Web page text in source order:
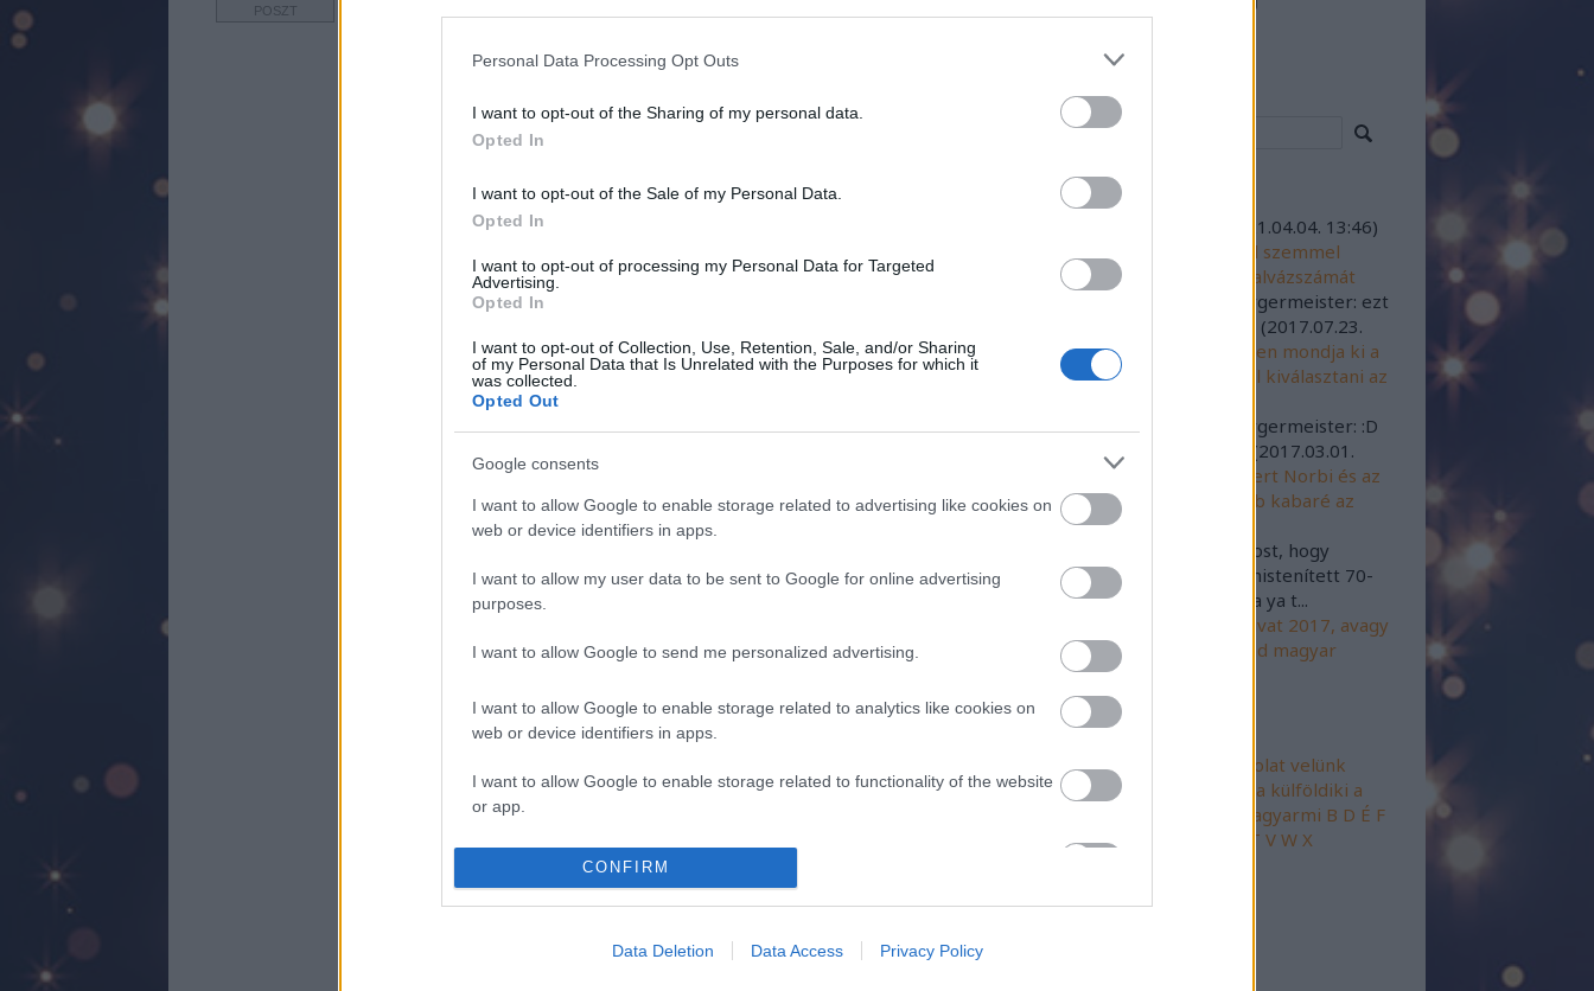
Personal Data Processing Opt Outs
I want to opt-out of the Sharing of my personal data.
Opted In
I want to opt-out of the Sale of my Personal Data.
Opted In
I want to opt-out of processing my Personal Data for Targeted
Advertising.
Opted In
I want to opt-out of Collection, Use, Retention, Sale, and/or Sharing
of my Personal Data that Is Unrelated with the Purposes for which it
was collected.
Opted Out
Google consents
I want to allow Google to enable storage related to advertising like cookies on
web or device identifiers in apps.
I want to allow my user data to be sent to Google for online advertising
purposes.
I want to allow Google to send me personalized advertising.
I want to allow Google to enable storage related to analytics like cookies on
web or device identifiers in apps.
I want to allow Google to enable storage related to functionality of the website
or app.
I want to allow Google to enable storage related to personalization.
I want to allow Google to enable storage related to security, including
CONFIRM
Data Deletion Data Access Privacy Policy
POSZT
Keresés
Friss topikok
2021.04.04. 13:46)
Berki Krisztián, aki szabad szemmel
olvassa le a göncölszekér alvázszámát
@Burgermeister: ezt
(2017.07.23.
14:27) Rubint Réka fehérben mondja ki a
boldogító igent - Segítenél kiválasztani az
kikicsodamimicsoda:
@Burgermeister: :D
:D :D :D bevállalós vagy :D
(2017.03.01.
Rubint Réka, Schobert Norbi és az
újragondolt TV torna: újabb kabaré az
ATV-n?
@chepunk: Hehehe Most, hogy
mondod bevillant az agyonistenített 70-
es évekből Rod Stewart Da ya t...
Férfi divat 2017, avagy
a nemzetközi gender trend magyar
közszereplőkön
Címkék
2017
@Kapcsolat velünk
@Légy a szerzőtársunk!
a külföldiki a
a magyarmi B D É F
GY H J K T V W X
Archívum